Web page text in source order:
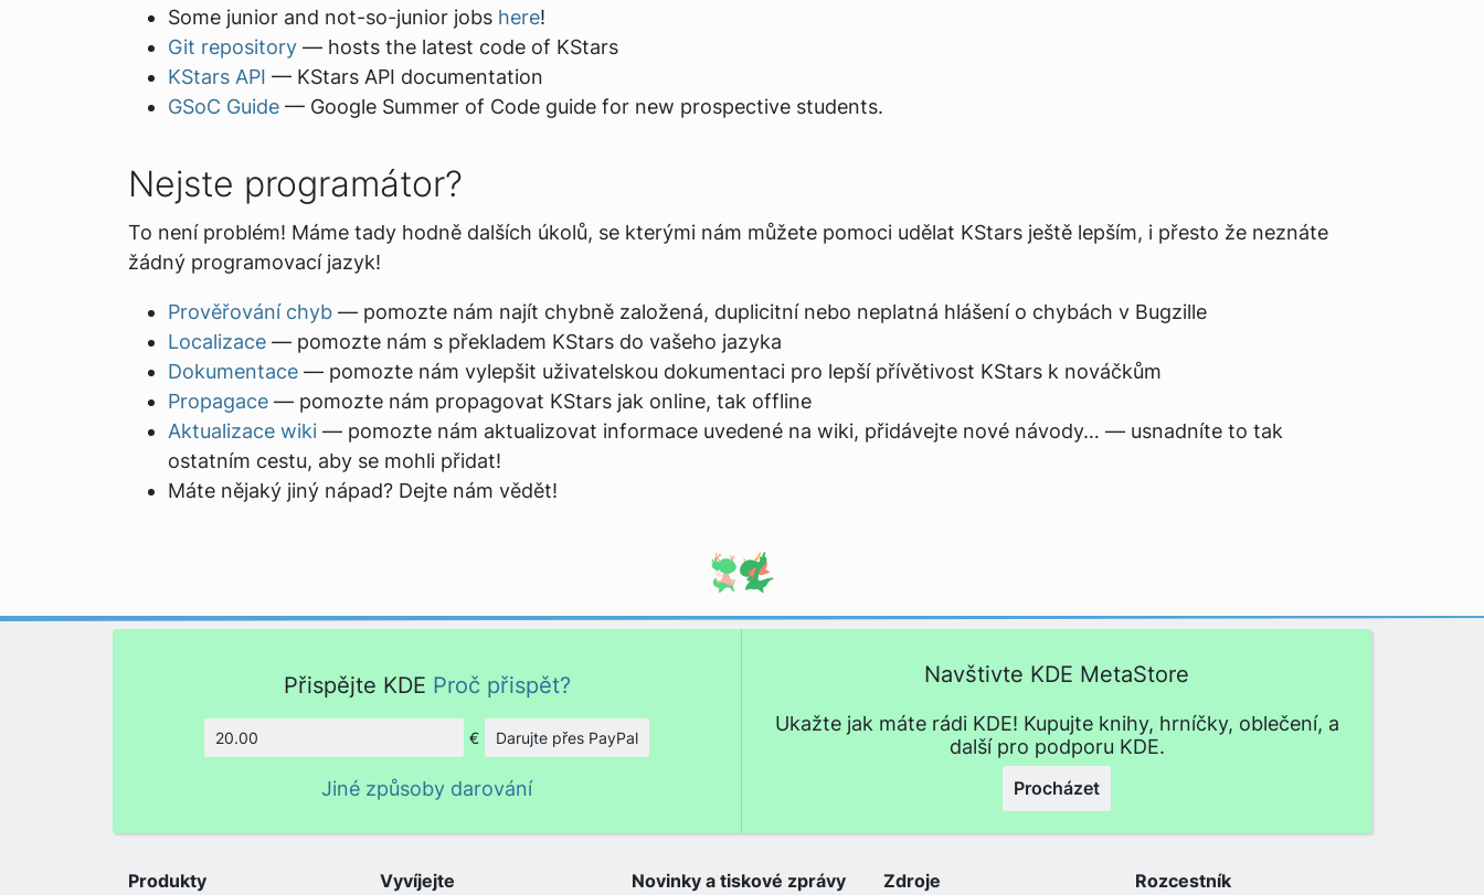
Some junior and not-so-junior jobs here!
Git repository— hosts the latest code of KStars
KStars API — KStars API documentation
GSoC Guide— Google Summer of Code guide for new prospective students.
Nejste programátor?
To není problém! Máme tady hodně dalších úkolů, se kterými nám můžete pomoci udělat KStars ještě lepším, i přesto že neznáte
žádný programovací jazyk!
Prověřování chyb— pomozte nám najít chybně založená, duplicitní nebo neplatná hlášení o chybách v Bugzille
Localizace— pomozte nám s překladem KStars do vašeho jazyka
Dokumentace— pomozte nám vylepšit uživatelskou dokumentaci pro lepší přívětivost KStars k nováčkům
Propagace— pomozte nám propagovat KStars jak online, tak offline
Aktualizace wiki— pomozte nám aktualizovat informace uvedené na wiki, přidávejte nové návody… — usnadníte to tak
ostatním cestu, aby se mohli přidat!
Máte nějaký jiný nápad? Dejte nám vědět!
Přispějte KDE Proč přispět?
Částka
€ Darujte přes PayPal
Jiné způsoby darování
Navštivte KDE MetaStore
Ukažte jak máte rádi KDE! Kupujte knihy, hrníčky, oblečení, a
další pro podporu KDE.
Procházet
Produkty Vyvíjejte Novinky a tiskové zprávy Zdroje Rozcestník